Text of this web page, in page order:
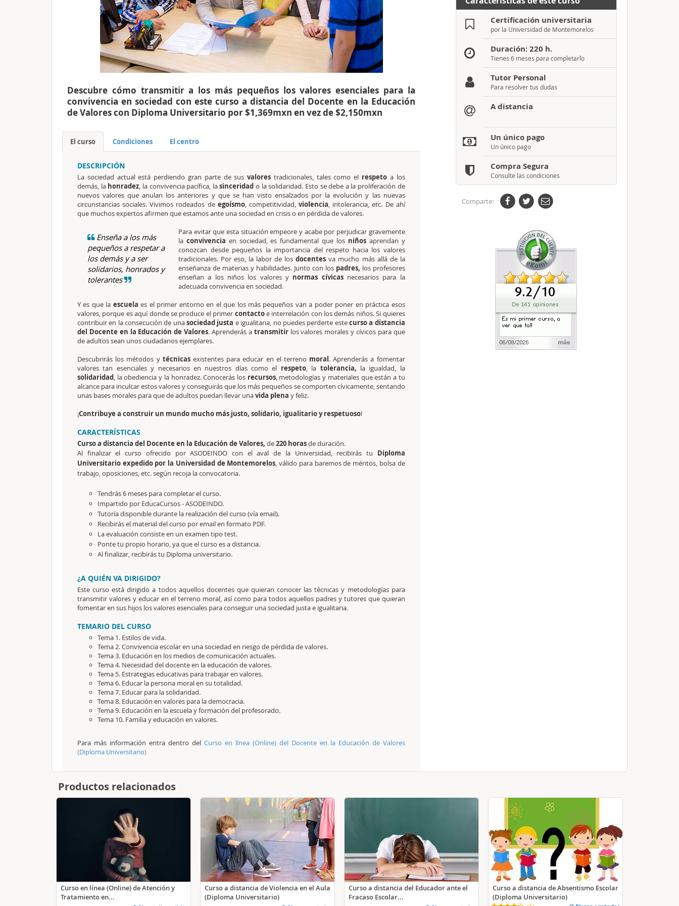
Descubre cómo transmitir a los más pequeños los valores esenciales para la
convivencia en sociedad con este curso a distancia del Docente en la Educación
de Valores con Diploma Universitario por $1,369mxn en vez de $2,150mxn
El curso Condiciones El centro
DESCRIPCIÓN
La sociedad actual está perdiendo gran parte de sus valores tradicionales, tales como el respeto a los
demás, la honradez, la convivencia pacífica, lasinceridado la solidaridad. Esto se debe a la proliferación de
nuevos valores que anulan los anteriores y que se han visto ensalzados por la evolución y las nuevas
circunstancias sociales. Vivimos rodeados de egoísmo, competitividad,violencia, intolerancia, etc. De ahí
que muchos expertos afirmen que estamos ante una sociedad en crisis o en pérdida de valores.
Enseña a los más
pequeños a respetar a
los demás y a ser
solidarios, honrados y
tolerantes
Para evitar que esta situación empeore y acabe por perjudicar gravemente
la convivencia en sociedad, es fundamental que los niños aprendan y
conozcan desde pequeños la importancia del respeto hacia los valores
tradicionales. Por eso, la labor de losdocentes va mucho más allá de la
enseñanza de materias y habilidades. Junto con los padres, los profesores
enseñan a los niños los valores y normas cívicasnecesarios para la
adecuada convivencia en sociedad.
Y es que la escuela es el primer entorno en el que los más pequeños van a poder poner en práctica esos
valores, porque es aquí donde se produce el primer contactoe interrelación con los demás niños. Si quieres
contribuir en la consecución de unasociedad justa e igualitaria, no puedes perderte estecurso a distancia
del Docente en la Educación de Valores. Aprenderás a transmitirlos valores morales y cívicos para que
de adultos sean unos ciudadanos ejemplares.
Descubrirás los métodos y técnicas existentes para educar en el terreno moral. Aprenderás a fomentar
valores tan esenciales y necesarios en nuestros días como el respeto, la tolerancia, la igualdad, la
solidaridad, la obediencia y la honradez. Conocerás los recursos, metodologías y materiales que están a tu
alcance para inculcar estos valores y conseguirás que los más pequeños se comporten cívicamente, sentando
unas bases morales para que de adultos puedan llevar unavida plena y feliz.
¡Contribuye a construir un mundo mucho más justo, solidario, igualitario y respetuoso!
CARACTERÍSTICAS
Curso a distancia del Docente en la Educación de Valores, de220 horasde duración.
Al finalizar el curso ofrecido por ASODEINDO con el aval de la Universidad, recibirás tu Diploma
Universitario expedido por la Universidad de Montemorelos, válido para baremos de méritos, bolsa de
trabajo, oposiciones, etc. según recoja la convocatoria.
Tendrás 6 meses para completar el curso.
Impartido por EducaCursos - ASODEINDO.
Tutoría disponible durante la realización del curso (vía email).
Recibirás el material del curso por email en formato PDF.
La evaluación consiste en un examen tipo test.
Ponte tu propio horario, ya que el curso es a distancia.
Al finalizar, recibirás tu Diploma universitario.
¿A QUIÉN VA DIRIGIDO?
Este curso está dirigido a todos aquellos docentes que quieran conocer las técnicas y metodologías para
transmitir valores y educar en el terreno moral, así como para todos aquellos padres y tutores que quieran
fomentar en sus hijos los valores esenciales para conseguir una sociedad justa e igualitaria.
TEMARIO DEL CURSO
Tema 1. Estilos de vida.
Tema 2. Convivencia escolar en una sociedad en riesgo de pérdida de valores.
Tema 3. Educación en los medios de comunicación actuales.
Tema 4. Necesidad del docente en la educación de valores.
Tema 5. Estrategias educativas para trabajar en valores.
Tema 6. Educar la persona moral en su totalidad.
Tema 7. Educar para la solidaridad.
Tema 8. Educación en valores para la democracia.
Tema 9. Educación en la escuela y formación del profesorado.
Tema 10. Familia y educación en valores.
Para más información entra dentro del Curso en línea (Online) del Docente en la Educación de Valores
(Diploma Universitario)
Certificación universitaria
por la Universidad de Montemorelos
Duración: 220 h.
Tienes 6 meses para completarlo
Tutor Personal
Para resolver tus dudas
A distancia
Un único pago
Un único pago
Compra Segura
Consulte las condiciones
Comparte:
Productos relacionados
Curso en línea (Online) de Atención y
Tratamiento en...
Curso a distancia de Violencia en el Aula
(Diploma Universitario)
Curso a distancia del Educador ante el
Fracaso Escolar...
Curso a distancia de Absentismo Escolar
(Diploma Universitario)